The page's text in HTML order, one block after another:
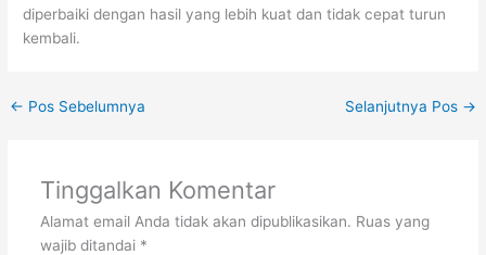
diperbaiki dengan hasil yang lebih kuat dan tidak cepat turun
kembali.
← Pos Sebelumnya Selanjutnya Pos →
Tinggalkan Komentar
Alamat email Anda tidak akan dipublikasikan. Ruas yang
wajib ditandai *